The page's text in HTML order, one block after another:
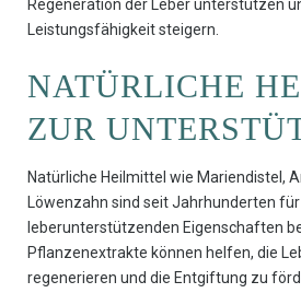
Regeneration der Leber unterstützen
Leistungsfähigkeit steigern.
NATÜRLICHE
ZUR
Natürliche Heilmittel wie Mariendistel,
Löwenzahn sind seit Jahrhunderten
leberunterstützenden Eigenschaften
Pflanzenextrakte können helfen, die
regenerieren und die Entgiftung zu